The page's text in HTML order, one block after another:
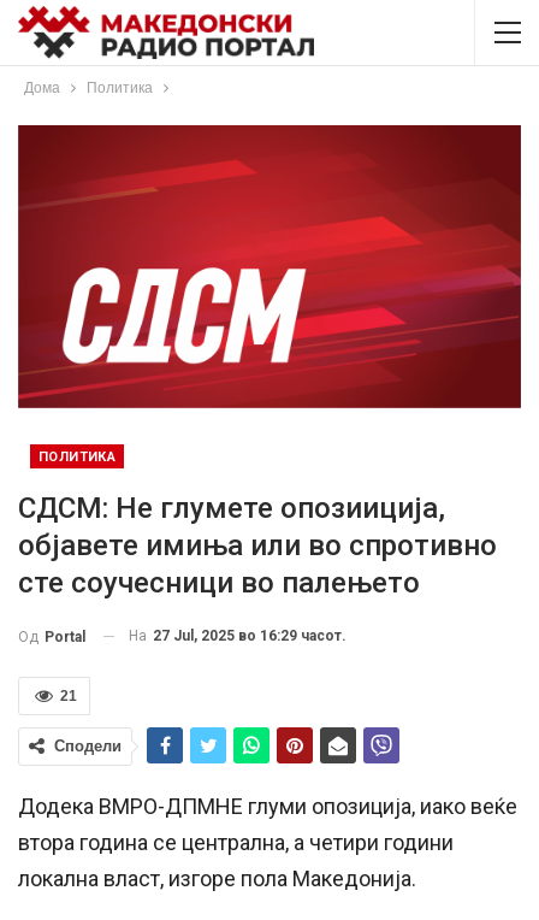
Дома Политика
ПОЛИТИКА
СДСМ: Не глумете опозииција,
објавете имиња или во спротивно
сте соучесници во палењето
Од Portal На 27 Jul, 2025 во 16:29 часот.
21
Сподели
Додека ВМРО-ДПМНЕ глуми опозиција, иако веќе
втора година се централна, а четири години
локална власт, изгоре пола Македонија.